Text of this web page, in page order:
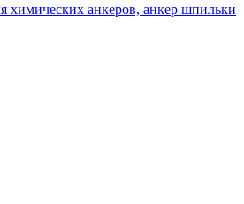
химических анкеров, анкер шпильки